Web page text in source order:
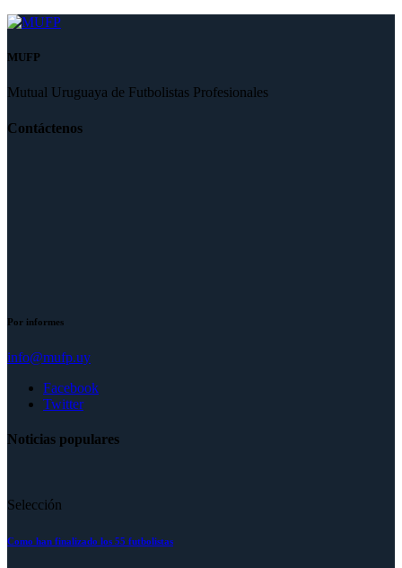
MUFP
Mutual Uruguaya de Futbolistas Profesionales
Contáctenos
Por informes
info@mufp.uy
Facebook
Twitter
Noticias populares
Selección
Como han finalizado los 55 futbolistas